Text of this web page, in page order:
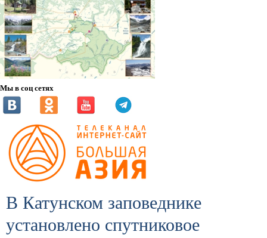
Мы в соц сетях
В Катунском заповеднике
установлено спутниковое